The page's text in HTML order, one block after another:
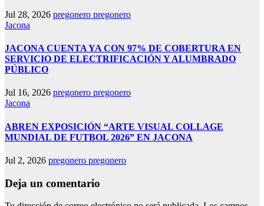
Jul 28, 2026 pregonero pregonero
Jacona
JACONA CUENTA YA CON 97% DE COBERTURA EN
SERVICIO DE ELECTRIFICACIÓN Y ALUMBRADO
PÚBLICO
Jul 16, 2026 pregonero pregonero
Jacona
ABREN EXPOSICIÓN “ARTE VISUAL COLLAGE
MUNDIAL DE FUTBOL 2026” EN JACONA
Jul 2, 2026 pregonero pregonero
Deja un comentario